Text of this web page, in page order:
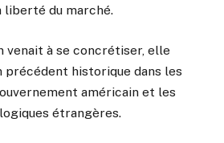
du marché.
à se concrétiser, elle
précédent historique dans les
américain et les
étrangères.